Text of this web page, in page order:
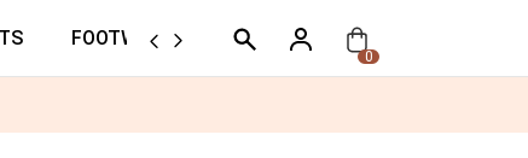
FOOTWEAR ORTHER
0